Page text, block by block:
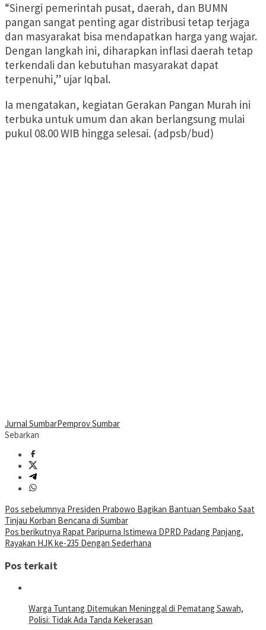
“Sinergi pemerintah pusat, daerah, dan BUMN
pangan sangat penting agar distribusi tetap terjaga
dan masyarakat bisa mendapatkan harga yang wajar.
Dengan langkah ini, diharapkan inflasi daerah tetap
terkendali dan kebutuhan masyarakat dapat
terpenuhi,” ujar Iqbal.
Ia mengatakan, kegiatan Gerakan Pangan Murah ini
terbuka untuk umum dan akan berlangsung mulai
pukul 08.00 WIB hingga selesai. (adpsb/bud)
Jurnal SumbarPemprov Sumbar
Sebarkan
Navigasi
pos
Pos sebelumnya Presiden Prabowo Bagikan Bantuan Sembako Saat
Tinjau Korban Bencana di Sumbar
Pos berikutnya Rapat Paripurna Istimewa DPRD Padang Panjang,
Rayakan HJK ke-235 Dengan Sederhana
Pos terkait
Warga Tuntang Ditemukan Meninggal di Pematang Sawah,
Polisi: Tidak Ada Tanda Kekerasan